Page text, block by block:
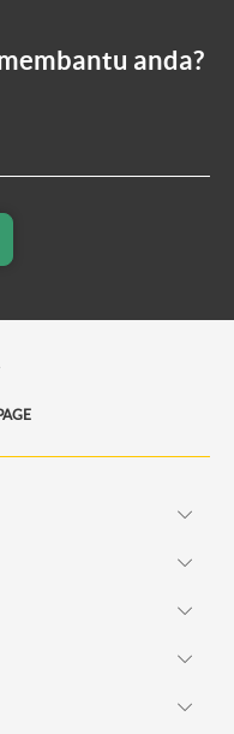
anda?